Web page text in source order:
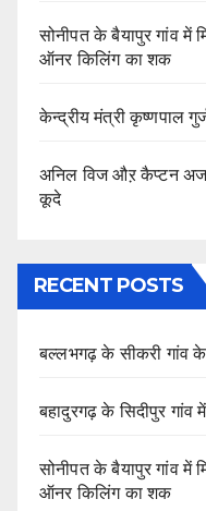
सोनीपत के बैयापुर गांव में
ऑनर किलिंग का शक
केन्द्रीय मंत्री कृष्णपाल
अनिल विज औऱ कैप्टन
कूदे
RECENT POSTS
बल्लभगढ़ के सीकरी गांव
बहादुरगढ़ के सिदीपुर गांव
सोनीपत के बैयापुर गांव में
ऑनर किलिंग का शक